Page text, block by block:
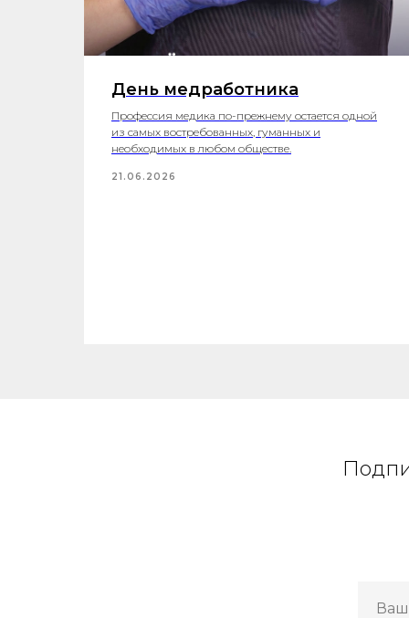
День медработника
Профессия медика по-прежнему остается одной
из самых востребованных, гуманных и
необходимых в любом обществе.
21.06.2026